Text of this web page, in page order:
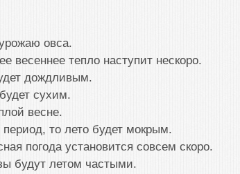
овса.
весеннее тепло наступит нескоро.
дождливым.
сухим.
весне.
то лето будет мокрым.
погода установится совсем скоро.
будут летом частыми.